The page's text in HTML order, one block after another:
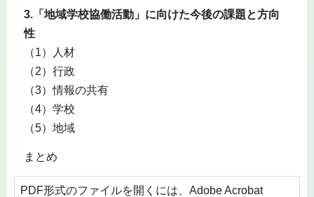
3.「地域学校協働活動」に向けた今後の課題と方向
性
（1）人材
（2）行政
（3）情報の共有
（4）学校
（5）地域
まとめ
PDF形式のファイルを開くには、Adobe Acrobat